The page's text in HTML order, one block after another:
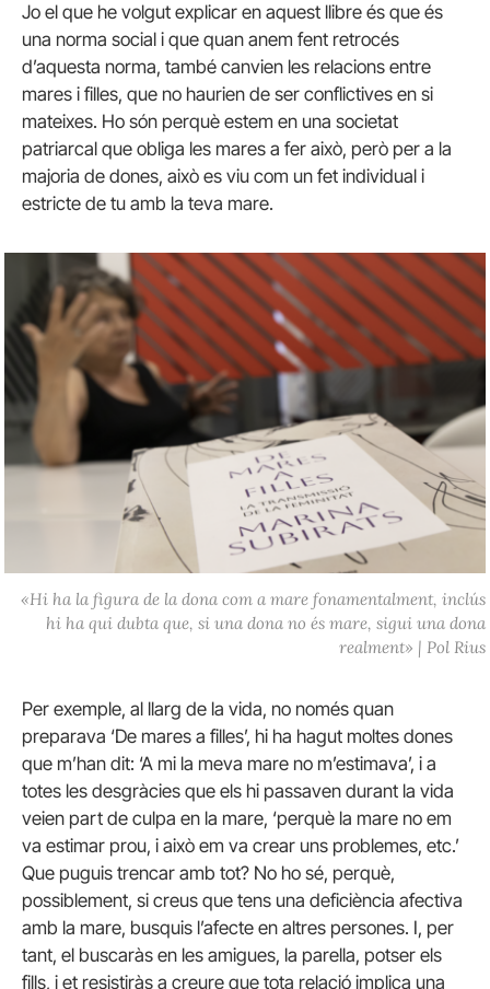
Jo el que he volgut explicar en aquest llibre és que és
una norma social i que quan anem fent retrocés
d’aquesta norma, també canvien les relacions entre
mares i filles, que no haurien de ser conflictives en si
mateixes. Ho són perquè estem en una societat
patriarcal que obliga les mares a fer això, però per a la
majoria de dones, això es viu com un fet individual i
estricte de tu amb la teva mare.
«Hi ha la figura de la dona com a mare fonamentalment, inclús
hi ha qui dubta que, si una dona no és mare, sigui una dona
realment» | Pol Rius
Per exemple, al llarg de la vida, no només quan
preparava ‘De mares a filles’, hi ha hagut moltes dones
que m’han dit: ‘A mi la meva mare no m’estimava’, i a
totes les desgràcies que els hi passaven durant la vida
veien part de culpa en la mare, ‘perquè la mare no em
va estimar prou, i això em va crear uns problemes, etc.’
Que puguis trencar amb tot? No ho sé, perquè,
possiblement, si creus que tens una deficiència afectiva
amb la mare, busquis l’afecte en altres persones. I, per
tant, el buscaràs en les amigues, la parella, potser els
fills, i et resistiràs a creure que tota relació implica una